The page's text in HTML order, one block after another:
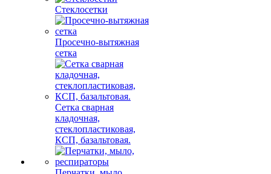
Стеклосетки
Просечно-вытяжная
сетка
Сетка сварная
кладочная,
стеклопластиковая,
КСП, базальтовая.